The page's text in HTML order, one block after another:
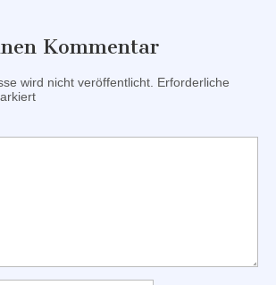
Kommentar
wird nicht veröffentlicht. Erforderliche